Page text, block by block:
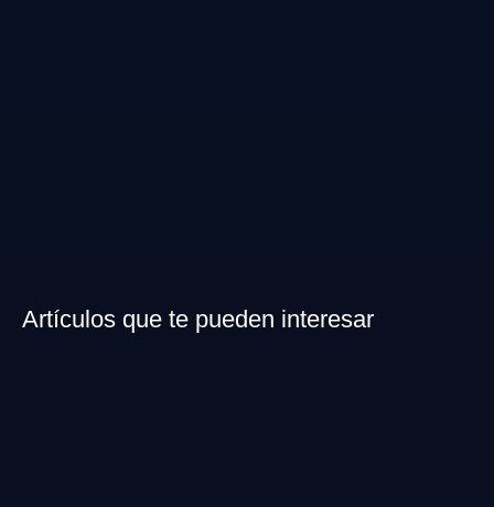
Artículos que te pueden interesar